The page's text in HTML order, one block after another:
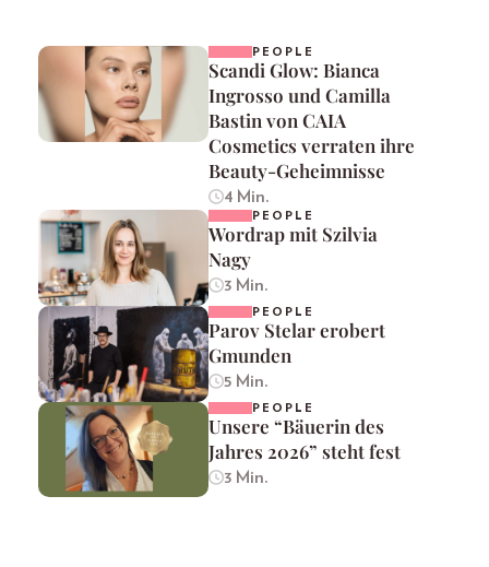
PEOPLE
Scandi Glow: Bianca
Ingrosso und Camilla
Bastin von CAIA
Cosmetics verraten ihre
Beauty-Geheimnisse
4 Min.
PEOPLE
Wordrap mit Szilvia
Nagy
3 Min.
PEOPLE
Parov Stelar erobert
Gmunden
5 Min.
PEOPLE
Unsere “Bäuerin des
Jahres 2026” steht fest
3 Min.